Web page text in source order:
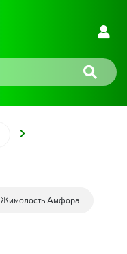
Жимолость Амфора